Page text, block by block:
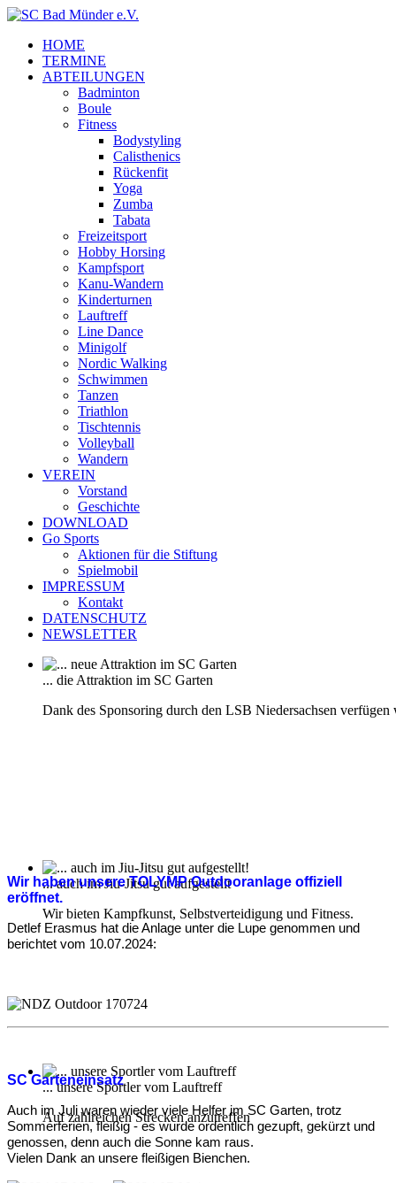
HOME
TERMINE
ABTEILUNGEN
Badminton
Boule
Fitness
Bodystyling
Calisthenics
Rückenfit
Yoga
Zumba
Tabata
Freizeitsport
Hobby Horsing
Kampfsport
Kanu-Wandern
Kinderturnen
Lauftreff
Line Dance
Minigolf
Nordic Walking
Schwimmen
Tanzen
Triathlon
Tischtennis
Volleyball
Wandern
VEREIN
Vorstand
Geschichte
DOWNLOAD
Go Sports
Aktionen für die Stiftung
Spielmobil
IMPRESSUM
Kontakt
DATENSCHUTZ
NEWSLETTER
... die Attraktion im SC Garten
Dank des Sponsoring durch den LSB Niedersachsen
... auch im Jiu-Jitsu gut aufgestellt
Wir bieten Kampfkunst, Selbstverteidigung und Fitness.
... unsere Sportler vom Lauftreff
Auf zahlreichen Strecken anzutreffen
Wir haben unsere TOLYMP Outdooranlage offiziell
eröffnet.
Detlef Erasmus hat die Anlage unter die Lupe genommen und
berichtet vom 10.07.2024:
SC Garteneinsatz
Auch im Juli waren wieder viele Helfer im SC Garten, trotz
Sommerferien, fleißig - es wurde ordentlich gezupft, gekürzt und
genossen, denn auch die Sonne kam raus.
Vielen Dank an unsere fleißigen Bienchen.